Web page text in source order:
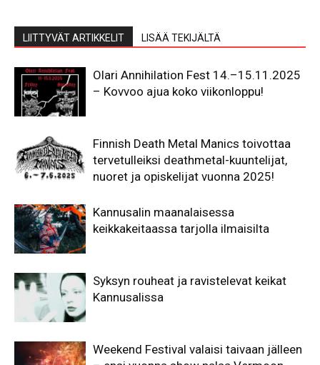
LIITTYVÄT ARTIKKELIT LISÄÄ TEKIJÄLTÄ
Olari Annihilation Fest 14.–15.11.2025
– Kovvoo ajua koko viikonloppu!
Finnish Death Metal Manics toivottaa
tervetulleiksi deathmetal-kuuntelijat,
nuoret ja opiskelijat vuonna 2025!
Kannusalin maanalaisessa
keikkakeitaassa tarjolla ilmaisilta
Syksyn rouheat ja ravistelevat keikat
Kannusalissa
Weekend Festival valaisi taivaan jälleen